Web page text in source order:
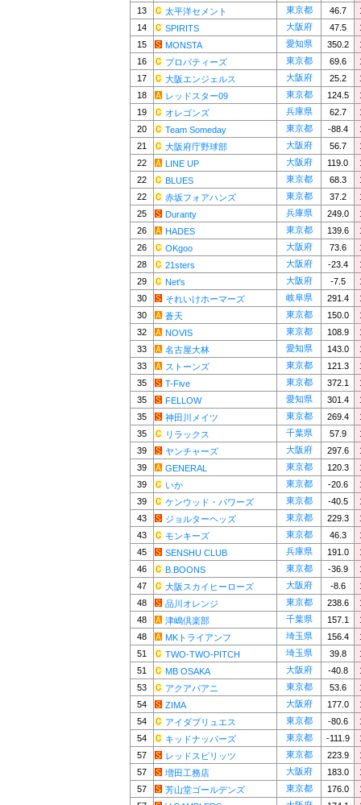
13
太平洋セメント 東京都 46.7
14
SPIRITS 大阪府 47.5
15
MONSTA 愛知県 350.2
16
プロパティーズ 東京都 69.6
17
大阪エンジェルス 大阪府 25.2
18
レッドスター09 東京都 124.5
19
オレゴンズ 兵庫県 62.7
20
Team Someday 東京都 -88.4
21
大阪府庁野球部 大阪府 56.7
22
LINE UP 大阪府 119.0
22
BLUES 東京都 68.3
22
赤坂フォアハンズ 東京都 37.2
25
Duranty 兵庫県 249.0
26
HADES 東京都 139.6
26
OKgoo 大阪府 73.6
28
21sters 大阪府 -23.4
29
Net's 大阪府 -7.5
30
それいけホーマーズ 岐阜県 291.4
30
蒼天 東京都 150.0
32
NOVIS 東京都 108.9
33
名古屋大林 愛知県 143.0
33
ストーンズ 東京都 121.3
35
T-Five 東京都 372.1
35
FELLOW 愛知県 301.4
35
神田川メイツ 東京都 269.4
35
リラックス 千葉県 57.9
39
ヤンチャーズ 大阪府 297.6
39
GENERAL 東京都 120.3
39
いか 東京都 -20.6
39
ケンウッド・パワーズ 東京都 -40.5
43
ジョルターヘッズ 東京都 229.3
43
モンキーズ 東京都 46.3
45
SENSHU CLUB 兵庫県 191.0
46
B.BOONS 東京都 -36.9
47
大阪スカイヒーローズ 大阪府 -8.6
48
品川オレンジ 東京都 238.6
48
津嶋倶楽部 千葉県 157.1
48
MKトライアンフ 埼玉県 156.4
51
TWO-TWO-PITCH 埼玉県 39.8
51
MB OSAKA 大阪府 -40.8
53
アクアパアニ 東京都 53.6
54
ZIMA 大阪府 177.0
54
アイダブリュエス 東京都 -80.6
54
キッドナッパーズ 東京都 -111.9
57
レッドスピリッツ 東京都 223.9
57
増田工務店 大阪府 183.0
57
芳山堂ゴールデンズ 東京都 176.0